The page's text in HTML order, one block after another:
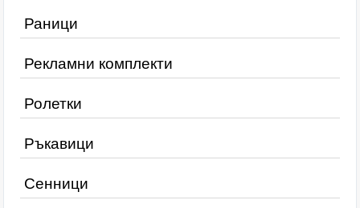
Раници
Рекламни комплекти
Ролетки
Ръкавици
Сенници